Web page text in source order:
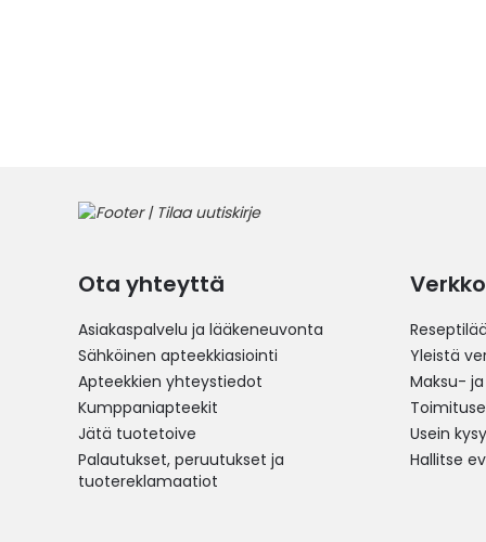
Ota yhteyttä
Asiakaspalvelu ja lääkeneuvonta
Sähköinen apteekkiasiointi
Apteekkien yhteystiedot
Kumppaniapteekit
Jätä tuotetoive
Palautukset, peruutukset ja
tuotereklamaatiot
Yleistä
Maksu-
Usein
Hallitse